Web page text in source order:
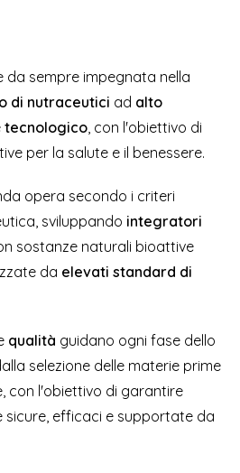
da sempre impegnata nella
di nutraceutici ad alto
tecnologico, con l'obiettivo di
per la salute e il benessere.
opera secondo i criteri
sviluppando integratori
sostanze naturali bioattive
da elevati standard di
qualità guidano ogni fase dello
selezione delle materie prime
con l'obiettivo di garantire
sicure, efficaci e supportate da